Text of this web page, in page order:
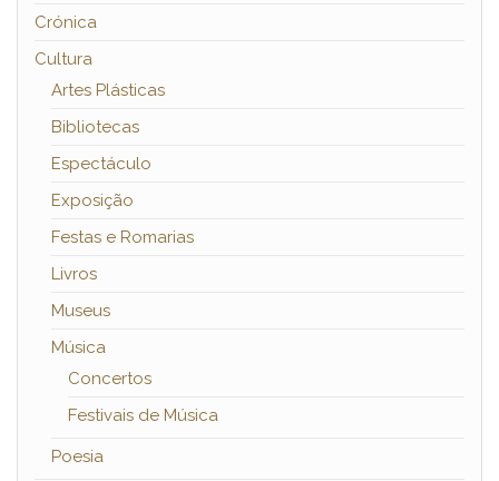
Crónica
Cultura
Artes Plásticas
Bibliotecas
Espectáculo
Exposição
Festas e Romarias
Livros
Museus
Música
Concertos
Festivais de Música
Poesia